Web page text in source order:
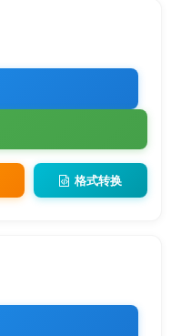
格式转换